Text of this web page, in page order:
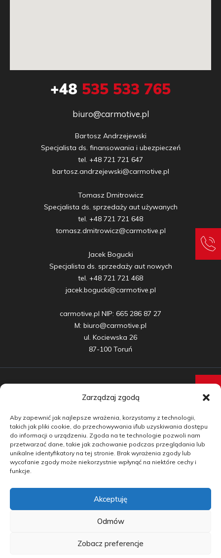
Zarządzaj zgodą
Aby zapewnić jak najlepsze wrażenia, korzystamy z technologii,
takich jak pliki cookie, do przechowywania i/lub uzyskiwania dostępu
do informacji o urządzeniu. Zgoda na te technologie pozwoli nam
przetwarzać dane, takie jak zachowanie podczas przeglądania lub
unikalne identyfikatory na tej stronie. Brak wyrażenia zgody lub
wycofanie zgody może niekorzystnie wpłynąć na niektóre cechy i
funkcje.
Akceptuję
Odmów
Zobacz preferencje
+48 535 533 765
biuro@carmotive.pl
Bartosz Andrzejewski
Specjalista ds. finansowania i ubezpieczeń
tel. +48 721 721 647
bartosz.andrzejewski@carmotive.pl
Tomasz Dmitrowicz
Specjalista ds. sprzedaży aut używanych
tel. +48 721 721 648
tomasz.dmitrowicz@carmotive.pl
Jacek Bogucki
Specjalista ds. sprzedaży aut nowych
tel. +48 721 721 468
jacek.bogucki@carmotive.pl
carmotive.pl NIP: 665 286 87 27
M: biuro@carmotive.pl
ul. Kociewska 26
87-100 Toruń
Samochody nowe
Samochody używane
Auta w leasingu
Doradztwo
copyright by carmotive.pl 2026©